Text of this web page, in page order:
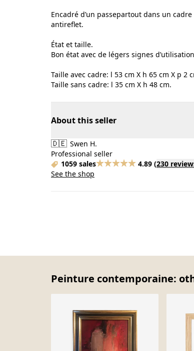
Encadré d’un passepartout dans un
antireflet.
État et taille.
Bon état avec de légers signes
Taille avec cadre: l 53 cm X h 65 cm X p 2
Taille sans cadre: l 35 cm X h 48 cm.
About this seller
🇩🇪 Swen H.
Professional seller
1059 sales
4.89 (230
See the shop
Peinture contemporaine: